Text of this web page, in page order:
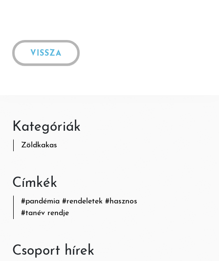
VISSZA
Kategóriák
Zöldkakas
Címkék
#pandémia #rendeletek #hasznos
#tanév rendje
Csoport hírek